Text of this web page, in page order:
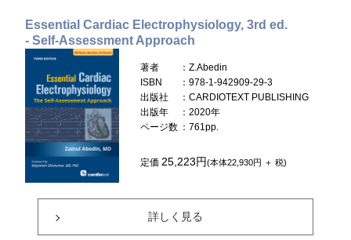
Essential Cardiac Electrophysiology, 3rd ed.
- Self-Assessment Approach
著者
：Z.Abedin
ISBN
：978-1-942909-29-3
出版社
：CARDIOTEXT PUBLISHING
出版年
：2020年
ページ数 ：761pp.
定価 25,223円(本体22,930円 ＋ 税)
詳しく見る